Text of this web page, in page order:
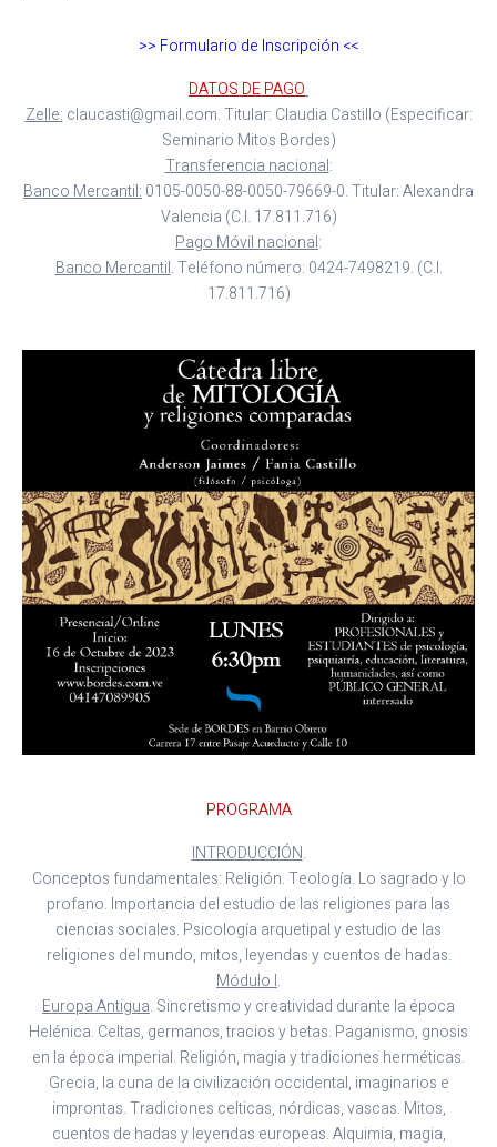
>> Formulario de Inscripción <<
DATOS DE PAGO
Zelle: claucasti@gmail.com. Titular: Claudia Castillo (Especificar:
Seminario Mitos Bordes)
Transferencia nacional:
Banco Mercantil: 0105-0050-88-0050-79669-0. Titular: Alexandra
Valencia (C.I. 17.811.716)
Pago Móvil nacional:
Banco Mercantil. Teléfono número: 0424-7498219. (C.I.
17.811.716)
PROGRAMA
INTRODUCCIÓN.
Conceptos fundamentales: Religión. Teología. Lo sagrado y lo
profano. Importancia del estudio de las religiones para las
ciencias sociales. Psicología arquetipal y estudio de las
religiones del mundo, mitos, leyendas y cuentos de hadas.
Módulo I.
Europa Antigua. Sincretismo y creatividad durante la época
Helénica. Celtas, germanos, tracios y betas. Paganismo, gnosis
en la época imperial. Religión, magia y tradiciones herméticas.
Grecia, la cuna de la civilización occidental, imaginarios e
improntas. Tradiciones celticas, nórdicas, vascas. Mitos,
cuentos de hadas y leyendas europeas. Alquimia, magia,